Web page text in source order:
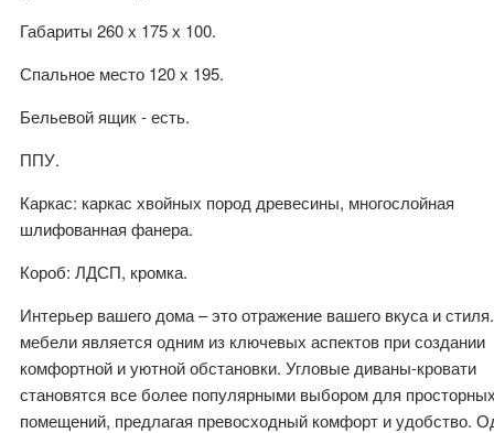
Габариты 260 х 175 х 100.
Спальное место 120 х 195.
Бельевой ящик - есть.
ППУ.
Каркас: каркас хвойных пород древесины, многослойная
шлифованная фанера.
Короб: ЛДСП, кромка.
Интерьер вашего дома – это отражение вашего вкуса и
мебели является одним из ключевых аспектов при создании
комфортной и уютной обстановки. Угловые диваны-кровати
становятся все более популярными выбором для
помещений, предлагая превосходный комфорт и удобство.